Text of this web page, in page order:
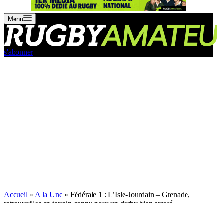
Menu
s'abonner
Accueil » A la Une » Fédérale 1 : L’Isle-Jourdain – Grenade,